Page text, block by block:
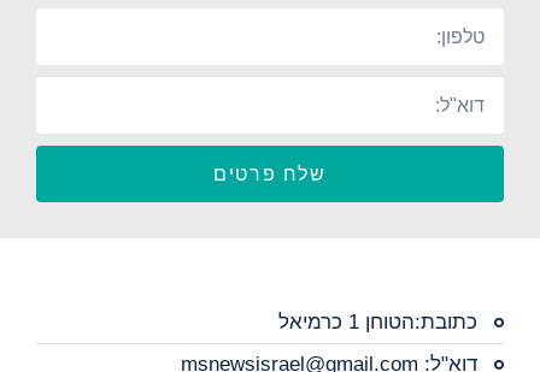
שלח פרטים
כתובת:הטוחן 1 כרמיאל
דוא"ל: msnewsisrael@gmail.com